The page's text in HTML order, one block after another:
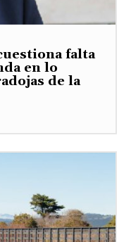
falta
en lo
de la